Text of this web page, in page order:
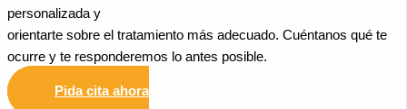
personalizada y
orientarte sobre el tratamiento más adecuado. Cuéntanos qué te
ocurre y te responderemos lo antes posible.
Pida cita ahora